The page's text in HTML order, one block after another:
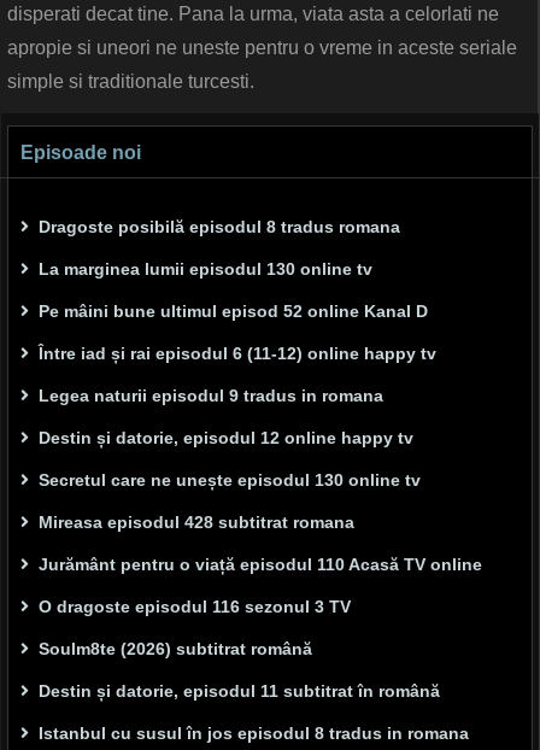
disperati decat tine. Pana la urma, viata asta a celorlati ne
apropie si uneori ne uneste pentru o vreme in aceste seriale
simple si traditionale turcesti.
Episoade noi
Dragoste posibilă episodul 8 tradus romana
La marginea lumii episodul 130 online tv
Pe mâini bune ultimul episod 52 online Kanal D
Între iad și rai episodul 6 (11-12) online happy tv
Legea naturii episodul 9 tradus in romana
Destin și datorie, episodul 12 online happy tv
Secretul care ne unește episodul 130 online tv
Mireasa episodul 428 subtitrat romana
Jurământ pentru o viață episodul 110 Acasă TV online
O dragoste episodul 116 sezonul 3 TV
Soulm8te (2026) subtitrat română
Destin și datorie, episodul 11 subtitrat în română
Istanbul cu susul în jos episodul 8 tradus in romana